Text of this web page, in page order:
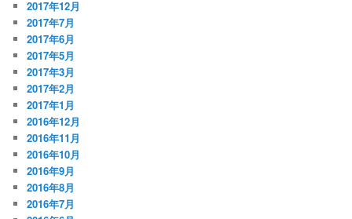
2017年12月
2017年7月
2017年6月
2017年5月
2017年3月
2017年2月
2017年1月
2016年12月
2016年11月
2016年10月
2016年9月
2016年8月
2016年7月